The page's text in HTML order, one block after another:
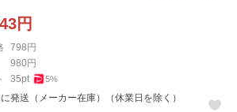
円
798 円
980 円
35pt 5%
発送（メーカー在庫）（休業日を除く）